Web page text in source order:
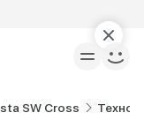
SW Cross Техно